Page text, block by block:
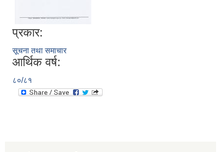
प्रकार:
सूचना तथा समाचार
आर्थिक वर्ष:
८०/८१